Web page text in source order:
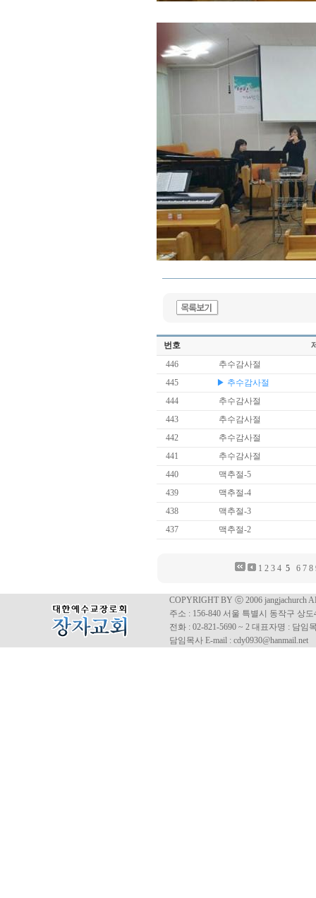
번호
446
추수감사절
445
▶ 추수감사절
444
추수감사절
443
추수감사절
442
추수감사절
441
추수감사절
440
맥추절-5
439
맥추절-4
438
맥추절-3
437
맥추절-2
1 2 3 4 5 6 7 8
COPYRIGHT BY ⓒ 2006 jangjachurch
주소 : 156-840 서울 특별시 동작구 상도
전화 : 02-821-5690 ~ 2 대표자명 : 담임
담임목사 E-mail : cdy0930@hanmail.net